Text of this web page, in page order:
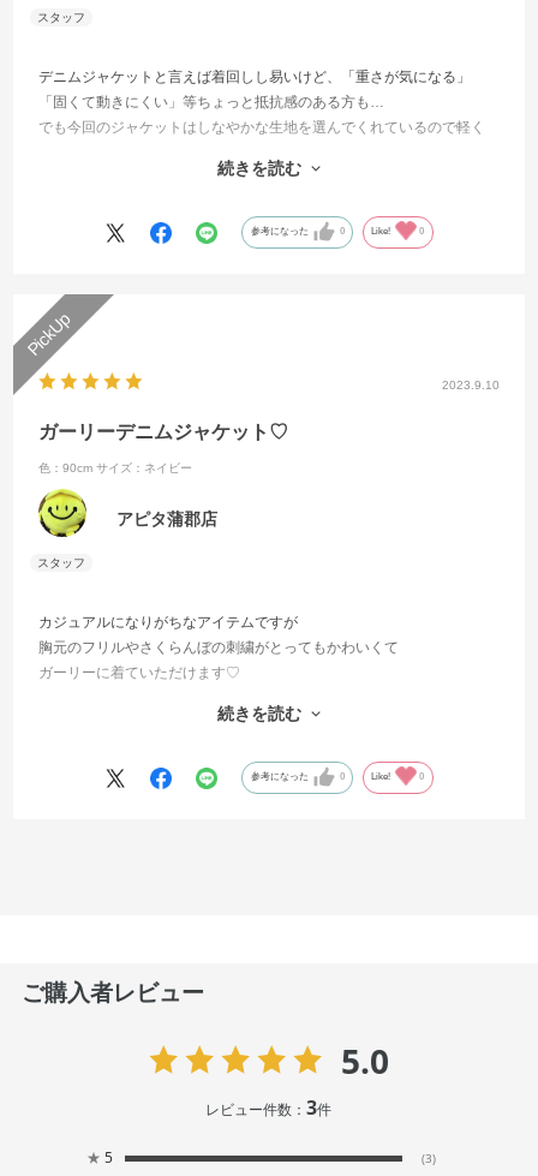
デニムジャケットと言えば着回しし易いけど、「重さが気になる」
「固くて動きにくい」等ちょっと抵抗感のある方も…
でも今回のジャケットはしなやかな生地を選んでくれているので軽く
ジャストサイズなので90からの展開ですが80(75〜85)着用のお子様か
続きを読む
参考になった 0 Like! 0
2023.9.10
ガーリーデニムジャケット♡
色：90cm サイズ：ネイビー
アピタ蒲郡店
カジュアルになりがちなアイテムですが
胸元のフリルやさくらんぼの刺繍がとってもかわいくて
ガーリーに着ていただけます♡
秋冬はもちろん春も着ていただけるので
続きを読む
参考になった 0 Like! 0
ご購入者レビュー
5.0
レビュー件数：3件
★ 5 (3)